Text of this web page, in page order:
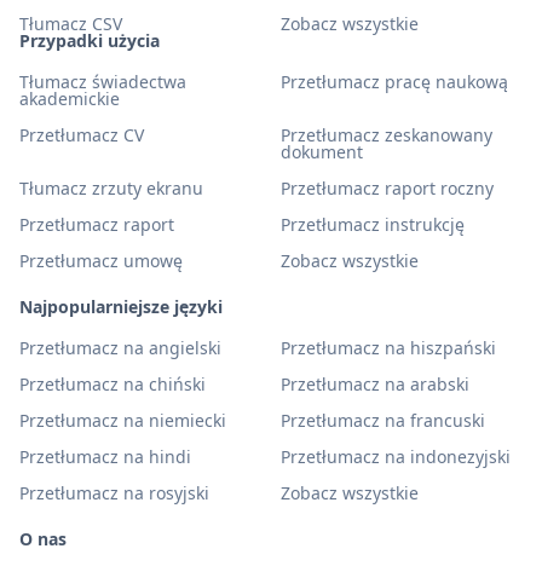
Przypadki użycia
Tłumacz świadectwa
akademickie
Przetłumacz pracę naukową
Przetłumacz CV Przetłumacz zeskanowany
dokument
Tłumacz zrzuty ekranu
Przetłumacz raport roczny
Przetłumacz raport
Przetłumacz instrukcję
Przetłumacz umowę
Zobacz wszystkie
Najpopularniejsze języki
Przetłumacz na angielski
Przetłumacz na hiszpański
Przetłumacz na chiński
Przetłumacz na arabski
Przetłumacz na niemiecki
Przetłumacz na francuski
Przetłumacz na hindi
Przetłumacz na indonezyjski
Przetłumacz na rosyjski
Zobacz wszystkie
Tłumacz CSV
Zobacz wszystkie
O nas